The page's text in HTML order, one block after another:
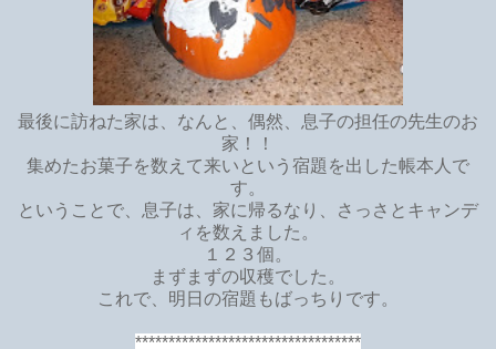
最後に訪ねた家は、なんと、偶然、息子の担任の先生のお
家！！
集めたお菓子を数えて来いという宿題を出した帳本人で
す。
ということで、息子は、家に帰るなり、さっさとキャンデ
ィを数えました。
１２３個。
まずまずの収穫でした。
これで、明日の宿題もばっちりです。
**********************************